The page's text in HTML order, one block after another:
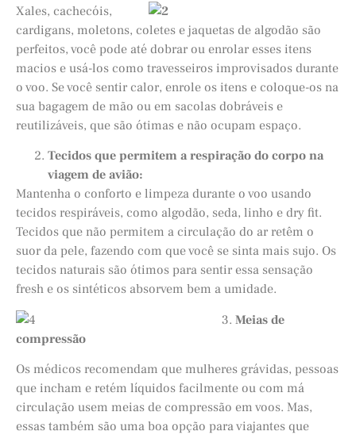
Xales, cachecóis,
cardigans, moletons, coletes e jaquetas de algodão são
perfeitos, você pode até dobrar ou enrolar esses itens
macios e usá-los como travesseiros improvisados ​​durante
o voo. Se você sentir calor, enrole os itens e coloque-os na
sua bagagem de mão ou em sacolas dobráveis e
reutilizáveis, que são ótimas e não ocupam espaço.
Tecidos que permitem a respiração do corpo na
viagem de avião:
Mantenha o conforto e limpeza durante o voo usando
tecidos respiráveis, como algodão, seda, linho e dry fit.
Tecidos que não permitem a circulação do ar retêm o
suor da pele, fazendo com que você se sinta mais sujo. Os
tecidos naturais são ótimos para sentir essa sensação
fresh e os sintéticos absorvem bem a umidade.
3. Meias de
compressão
Os médicos recomendam que mulheres grávidas, pessoas
que incham e retém líquidos facilmente ou com má
circulação usem meias de compressão em voos. Mas,
essas também são uma boa opção para viajantes que